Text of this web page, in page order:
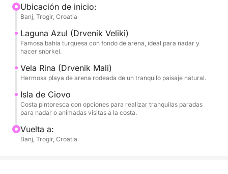
a la playa de Vela Rina en Drvenik Mali, una singular
playa de arena rodeada de naturaleza apacible: un
lugar ideal para relajarse, tomar el sol o darse un
largo baño.
Por la tarde, el viaje continúa hacia la isla de Čiovo,
cuya costa ofrece una mezcla de bahías tranquilas y
encantadores pueblos costeros. Según sus
preferencias, el capitán puede llevarle a animadas
zonas costeras, calas recónditas para un último
baño o a un restaurante junto al mar para un
almuerzo tardío.
Ubicación de inicio:
Banj, Trogir, Croatia
Laguna Azul (Drvenik Veliki)
Famosa bahía turquesa con fondo de arena, ideal para nadar y
hacer snorkel.
Vela Rina (Drvenik Mali)
Hermosa playa de arena rodeada de un tranquilo paisaje natural.
Isla de Ciovo
Costa pintoresca con opciones para realizar tranquilas paradas
para nadar o animadas visitas a la costa.
Vuelta a:
Banj, Trogir, Croatia